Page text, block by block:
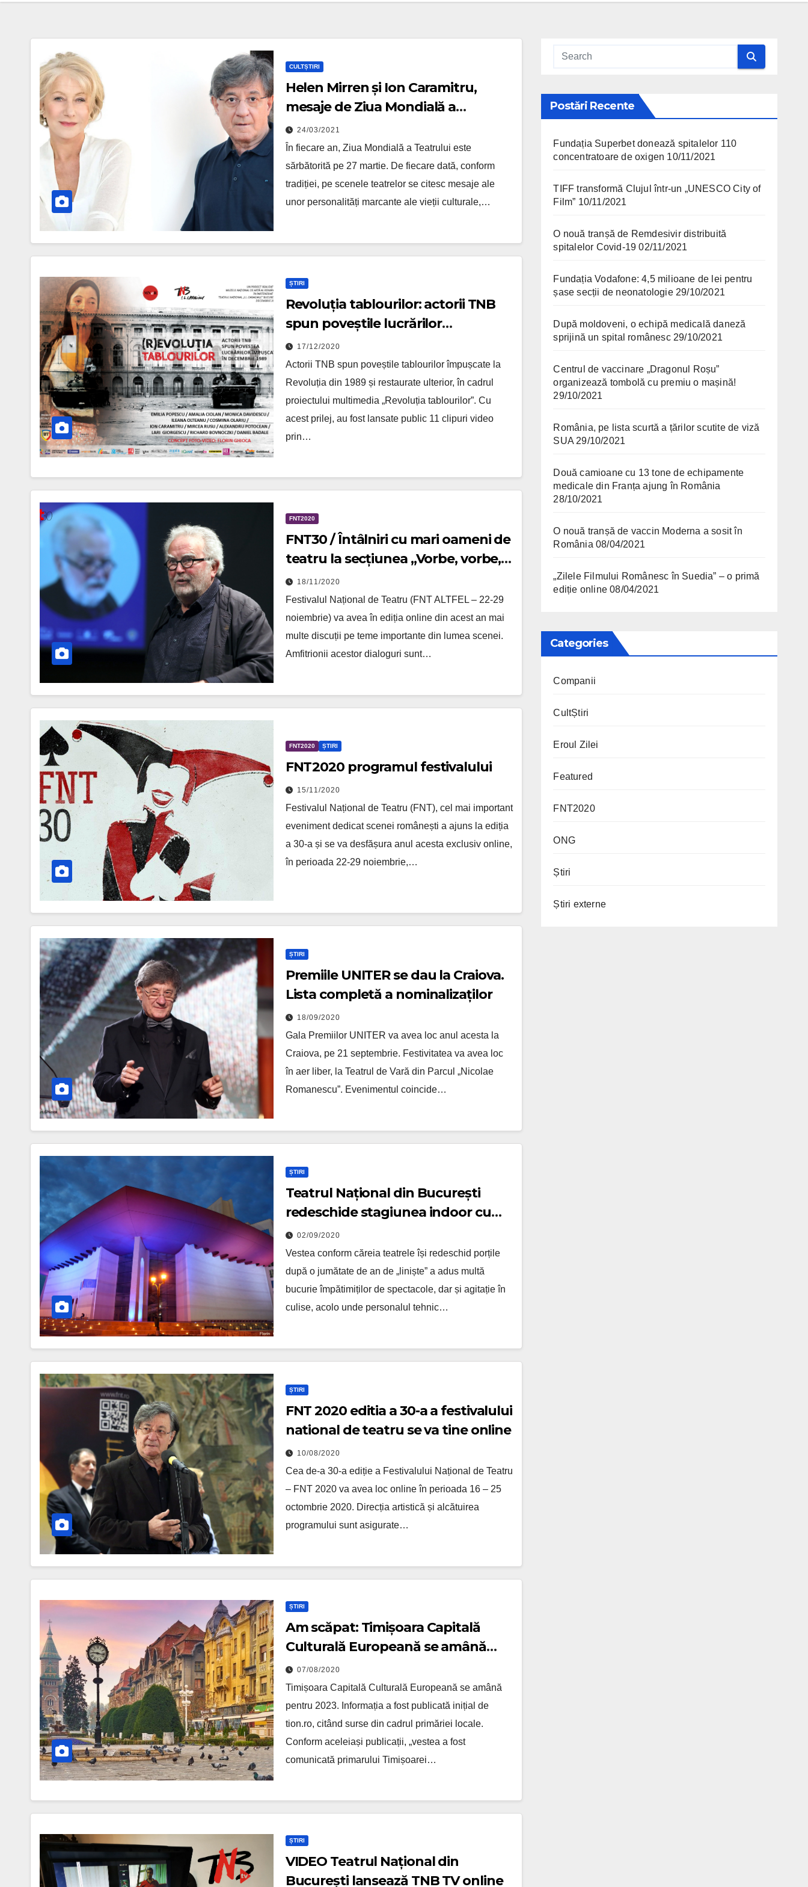
CULTȘTIRI
Helen Mirren și Ion Caramitru,
mesaje de Ziua Mondială a
Teatrului
24/03/2021
În fiecare an, Ziua Mondială a Teatrului este
sărbătorită pe 27 martie. De fiecare dată, conform
tradiției, pe scenele teatrelor se citesc mesaje ale
unor personalități marcante ale vieții culturale,…
ȘTIRI
Revoluția tablourilor: actorii TNB
spun poveștile lucrărilor
împușcate în 1989
17/12/2020
Actorii TNB spun poveștile tablourilor împușcate la
Revoluția din 1989 și restaurate ulterior, în cadrul
proiectului multimedia „Revoluția tablourilor”. Cu
acest prilej, au fost lansate public 11 clipuri video
prin…
FNT2020
FNT30 / Întâlniri cu mari oameni de
teatru la secțiunea „Vorbe, vorbe,
vorbe”
18/11/2020
Festivalul Național de Teatru (FNT ALTFEL – 22-29
noiembrie) va avea în ediția online din acest an mai
multe discuții pe teme importante din lumea scenei.
Amfitrionii acestor dialoguri sunt…
FNT2020 ȘTIRI
FNT2020 programul festivalului
15/11/2020
Festivalul Național de Teatru (FNT), cel mai important
eveniment dedicat scenei românești a ajuns la ediția
a 30-a și se va desfășura anul acesta exclusiv online,
în perioada 22-29 noiembrie,…
ȘTIRI
Premiile UNITER se dau la Craiova.
Lista completă a nominalizaților
18/09/2020
Gala Premiilor UNITER va avea loc anul acesta la
Craiova, pe 21 septembrie. Festivitatea va avea loc
în aer liber, la Teatrul de Vară din Parcul „Nicolae
Romanescu”. Evenimentul coincide…
ȘTIRI
Teatrul Național din București
redeschide stagiunea indoor cu
„Noii infractori”
02/09/2020
Vestea conform căreia teatrele își redeschid porțile
după o jumătate de an de „liniște” a adus multă
bucurie împătimiților de spectacole, dar și agitație în
culise, acolo unde personalul tehnic…
ȘTIRI
FNT 2020 editia a 30-a a festivalului
national de teatru se va tine online
10/08/2020
Cea de-a 30-a ediție a Festivalului Național de Teatru
– FNT 2020 va avea loc online în perioada 16 – 25
octombrie 2020. Direcția artistică și alcătuirea
programului sunt asigurate…
ȘTIRI
Am scăpat: Timișoara Capitală
Culturală Europeană se amână
pentru 2023
07/08/2020
Timișoara Capitală Culturală Europeană se amână
pentru 2023. Informația a fost publicată inițial de
tion.ro, citând surse din cadrul primăriei locale.
Conform aceleiași publicații, „vestea a fost
comunicată primarului Timișoarei…
ȘTIRI
VIDEO Teatrul Național din
București lansează TNB TV online
Postări Recente
Fundația Superbet donează spitalelor 110
concentratoare de oxigen 10/11/2021
TIFF transformă Clujul într-un „UNESCO City of
Film” 10/11/2021
O nouă tranșă de Remdesivir distribuită
spitalelor Covid-19 02/11/2021
Fundația Vodafone: 4,5 milioane de lei pentru
șase secții de neonatologie 29/10/2021
După moldoveni, o echipă medicală daneză
sprijină un spital românesc 29/10/2021
Centrul de vaccinare „Dragonul Roșu”
organizează tombolă cu premiu o mașină!
29/10/2021
România, pe lista scurtă a țărilor scutite de viză
SUA 29/10/2021
Două camioane cu 13 tone de echipamente
medicale din Franța ajung în România
28/10/2021
O nouă tranșă de vaccin Moderna a sosit în
România 08/04/2021
„Zilele Filmului Românesc în Suedia” – o primă
ediție online 08/04/2021
Categories
Companii
CultȘtiri
Eroul Zilei
Featured
FNT2020
ONG
Știri
Știri externe